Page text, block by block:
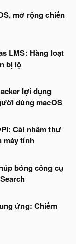
mở rộng chiến
LMS: Hàng loạt
bị lộ
lợi dụng
dùng macOS
Cài nhầm thư
máy tính
bóng công cụ
ứng: Chiếm